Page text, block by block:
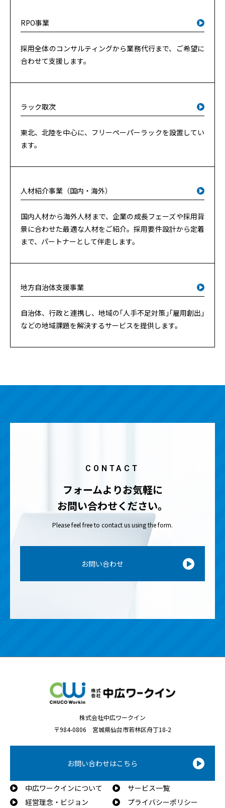
RPO事業
採用全体のコンサルティングから業務代行まで、ご希望に
合わせて支援します。
ラック取次
東北、北陸を中心に、フリーペーパーラックを設置してい
ます。
人材紹介事業（国内・海外）
国内人材から海外人材まで、企業の成長フェーズや採用背
景に合わせた最適な人材をご紹介。採用要件設計から定着
まで、パートナーとして伴走します。
地方自治体支援事業
自治体、行政と連携し、地域の｢人手不足対策｣｢雇用創出｣
などの地域課題を解決するサービスを提供します。
CONTACT
フォームよりお気軽に
お問い合わせください。
Please feel free to contact us using the form.
お問い合わせ
株式会社中広ワークイン
〒984-0806 宮城県仙台市若林区舟丁18-2
お問い合わせはこちら
中広ワークインについて
経営理念・ビジョン
サービス一覧
プライバシーポリシー